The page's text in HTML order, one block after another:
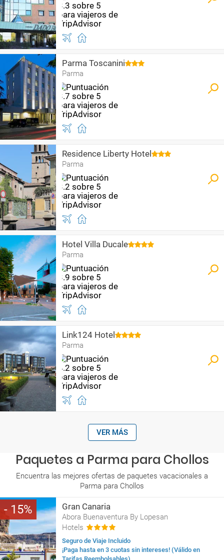
Parma Toscanini
Parma
Residence Liberty Hotel
Parma
Hotel Villa Ducale
Parma
Link124 Hotel
Parma
VER MÁS
Paquetes a Parma para Chollos
Encuentra las mejores ofertas de paquetes vacacionales a
Parma para Chollos
15 Gran Canaria
Abora Buenaventura By Lopesan
Hotels
Seguro de Viaje Incluido
¡Paga hasta en 3 cuotas sin intereses! (Válido en